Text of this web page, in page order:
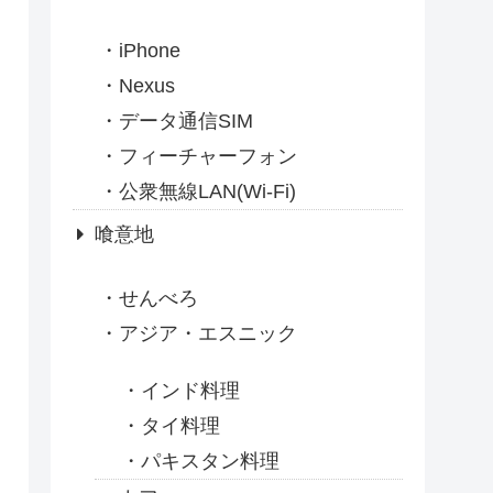
iPhone
Nexus
データ通信SIM
フィーチャーフォン
公衆無線LAN(Wi-Fi)
喰意地
せんべろ
アジア・エスニック
インド料理
タイ料理
パキスタン料理